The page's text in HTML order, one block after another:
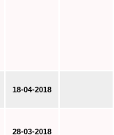
18-04-2018
28-03-2018